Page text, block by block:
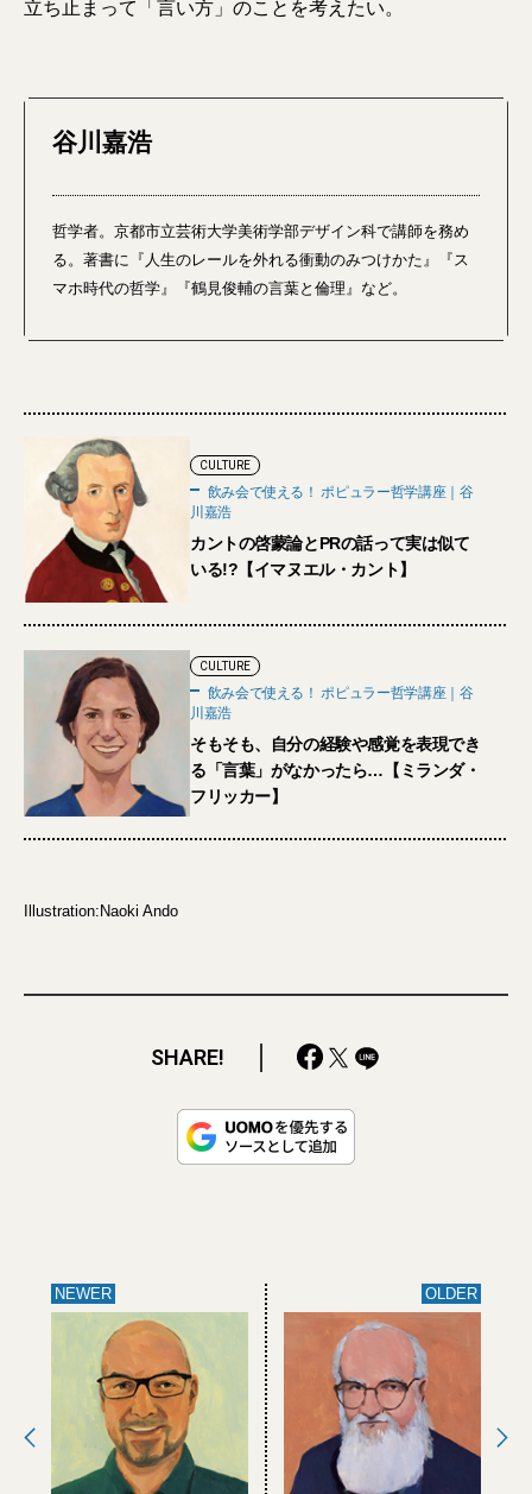
立ち止まって「言い方」のことを考えたい。
谷川嘉浩
哲学者。京都市立芸術大学美術学部デザイン科で講師を務め
る。著書に『人生のレールを外れる衝動のみつけかた』『ス
マホ時代の哲学』『鶴見俊輔の言葉と倫理』など。
CULTURE
飲み会で使える！ ポピュラー哲学講座｜谷
川嘉浩
カントの啓蒙論とPRの話って実は似て
いる!?【イマヌエル・カント】
CULTURE
飲み会で使える！ ポピュラー哲学講座｜谷
川嘉浩
そもそも、自分の経験や感覚を表現でき
る「言葉」がなかったら…【ミランダ・
フリッカー】
Illustration:Naoki Ando
SHARE!
NEWER OLDER